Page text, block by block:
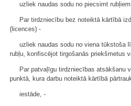
uzliek naudas sodu no piecsimt
Par tirdzniecību bez noteiktā kārtībā
(licences) -
uzliek naudas sodu no viena tūkstoša
rubļu, konfiscējot tirgošanās priekšmetus
Par patvaļīgu tirdzniecības atsākšanu
punktā, kura darbu noteiktā kārtībā
iestāde, -